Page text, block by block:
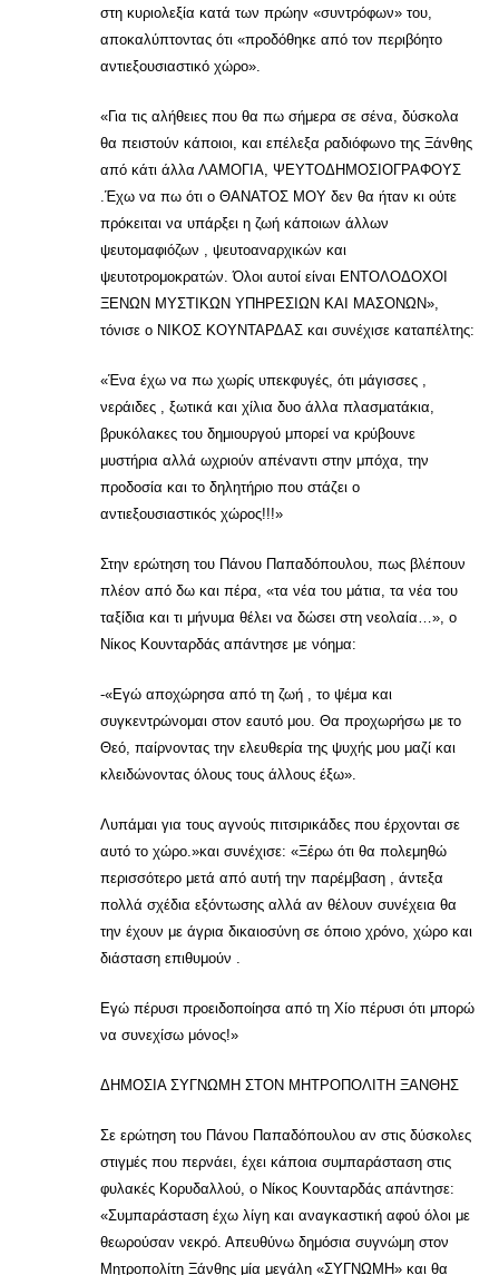
στη κυριολεξία κατά των πρώην «συντρόφων» του,
αποκαλύπτοντας ότι «προδόθηκε από τον περιβόητο
αντιεξουσιαστικό χώρο».
«Για τις αλήθειες που θα πω σήμερα σε σένα, δύσκολα
θα πειστούν κάποιοι, και επέλεξα ραδιόφωνο της Ξάνθης
από κάτι άλλα ΛΑΜΟΓΙΑ, ΨΕΥΤΟΔΗΜΟΣΙΟΓΡΑΦΟΥΣ
.Έχω να πω ότι ο ΘΑΝΑΤΟΣ ΜΟΥ δεν θα ήταν κι ούτε
πρόκειται να υπάρξει η ζωή κάποιων άλλων
ψευτομαφιόζων , ψευτοαναρχικών και
ψευτοτρομοκρατών. Όλοι αυτοί είναι ΕΝΤΟΛΟΔΟΧΟΙ
ΞΕΝΩΝ ΜΥΣΤΙΚΩΝ ΥΠΗΡΕΣΙΩΝ ΚΑΙ ΜΑΣΟΝΩΝ»,
τόνισε ο ΝΙΚΟΣ ΚΟΥΝΤΑΡΔΑΣ και συνέχισε καταπέλτης:
«Ένα έχω να πω χωρίς υπεκφυγές, ότι μάγισσες ,
νεράιδες , ξωτικά και χίλια δυο άλλα πλασματάκια,
βρυκόλακες του δημιουργού μπορεί να κρύβουνε
μυστήρια αλλά ωχριούν απέναντι στην μπόχα, την
προδοσία και το δηλητήριο που στάζει ο
αντιεξουσιαστικός χώρος!!!»
Στην ερώτηση του Πάνου Παπαδόπουλου, πως βλέπουν
πλέον από δω και πέρα, «τα νέα του μάτια, τα νέα του
ταξίδια και τι μήνυμα θέλει να δώσει στη νεολαία…», ο
Νίκος Κουνταρδάς απάντησε με νόημα:
-«Εγώ αποχώρησα από τη ζωή , το ψέμα και
συγκεντρώνομαι στον εαυτό μου. Θα προχωρήσω με το
Θεό, παίρνοντας την ελευθερία της ψυχής μου μαζί και
κλειδώνοντας όλους τους άλλους έξω».
Λυπάμαι για τους αγνούς πιτσιρικάδες που έρχονται σε
αυτό το χώρο.»και συνέχισε: «Ξέρω ότι θα πολεμηθώ
περισσότερο μετά από αυτή την παρέμβαση , άντεξα
πολλά σχέδια εξόντωσης αλλά αν θέλουν συνέχεια θα
την έχουν με άγρια δικαιοσύνη σε όποιο χρόνο, χώρο και
διάσταση επιθυμούν .
Εγώ πέρυσι προειδοποίησα από τη Χίο πέρυσι ότι μπορώ
να συνεχίσω μόνος!»
ΔΗΜΟΣΙΑ ΣΥΓΝΩΜΗ ΣΤΟΝ ΜΗΤΡΟΠΟΛΙΤΗ ΞΑΝΘΗΣ
Σε ερώτηση του Πάνου Παπαδόπουλου αν στις δύσκολες
στιγμές που περνάει, έχει κάποια συμπαράσταση στις
φυλακές Κορυδαλλού, ο Νίκος Κουνταρδάς απάντησε:
«Συμπαράσταση έχω λίγη και αναγκαστική αφού όλοι με
θεωρούσαν νεκρό. Απευθύνω δημόσια συγνώμη στον
Μητροπολίτη Ξάνθης μία μεγάλη «ΣΥΓΝΩΜΗ» και θα